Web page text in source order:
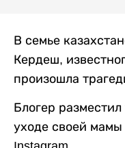
В семье
Кердеш,
произошла
Блогер
уходе своей мамы